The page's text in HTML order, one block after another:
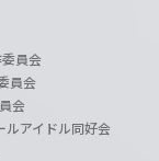
員会
員会
会
アイドル同好会